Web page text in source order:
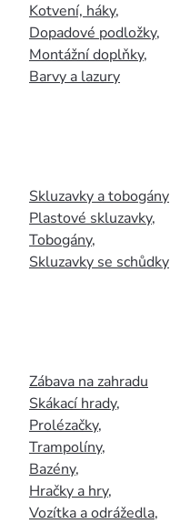
Kotvení, háky,
Dopadové podložky,
Montážní doplňky,
Barvy a lazury
Skluzavky a tobogány
Plastové skluzavky,
Tobogány,
Skluzavky se schůdky
Zábava na zahradu
Skákací hrady,
Prolézačky,
Trampolíny,
Bazény,
Hračky a hry,
Vozítka a odrážedla,